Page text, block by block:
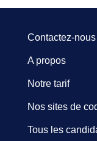
Contactez-nous
A propos
Notre tarif
Nos sites de
Tous les